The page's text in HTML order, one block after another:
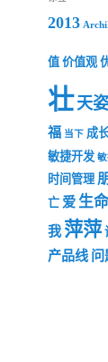
2013
值 价值观
壮 天姿
福 当下 成
敏捷开发
时间管理
亡 爱 生命
我 萍萍
产品线 问